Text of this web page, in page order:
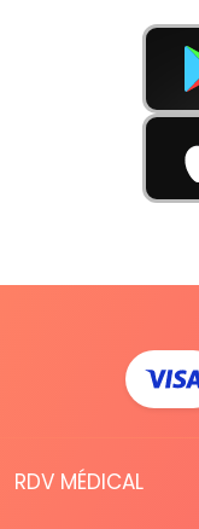
RDV MÉDICAL